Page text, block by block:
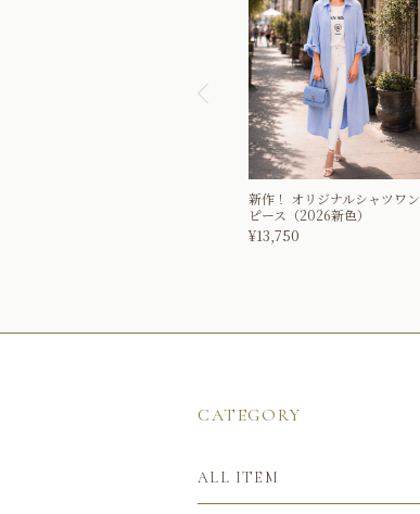
新作！
オリジナルシャツワン
ピース（2026新色）
¥13,750
CATEGORY
ALL ITEM